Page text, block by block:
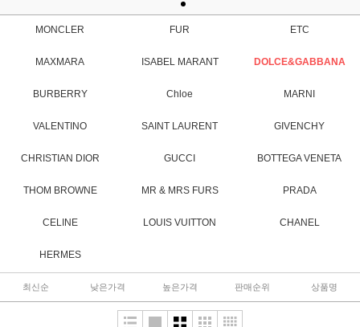
MONCLER FUR ETC
MAXMARA ISABEL MARANT DOLCE&GABBANA
BURBERRY Chloe MARNI
VALENTINO SAINT LAURENT GIVENCHY
CHRISTIAN DIOR GUCCI BOTTEGA VENETA
THOM BROWNE MR & MRS FURS PRADA
CELINE LOUIS VUITTON CHANEL
HERMES
최신순 낮은가격 높은가격 판매순위 상품명